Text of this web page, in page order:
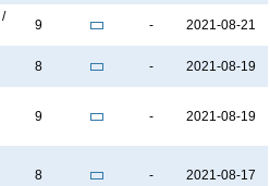
/
9 - 2021-08-21
8 - 2021-08-19
9 - 2021-08-19
8 - 2021-08-17